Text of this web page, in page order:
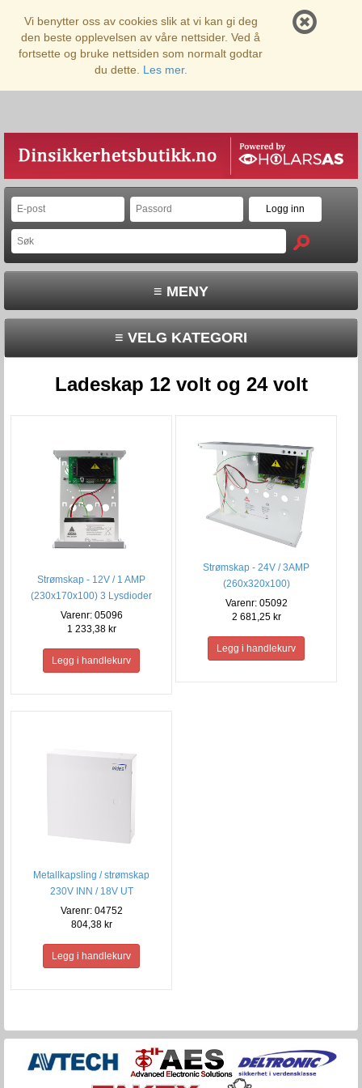
Vi benytter oss av cookies slik at vi kan gi deg
den beste opplevelsen av våre nettsider. Ved å
fortsette og bruke nettsiden som normalt godtar
du dette. Les mer.
≡ MENY
≡ VELG KATEGORI
Ladeskap 12 volt og 24 volt
Strømskap - 12V / 1 AMP
(230x170x100) 3 Lysdioder
Varenr: 05096
1 233,38 kr
Strømskap - 24V / 3AMP
(260x320x100)
Varenr: 05092
2 681,25 kr
Metallkapsling / strømskap
230V INN / 18V UT
Varenr: 04752
804,38 kr